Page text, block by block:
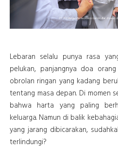
Lebaran selalu punya rasa
pelukan, panjangnya doa
obrolan ringan yang kadang
tentang masa depan. Di momen
bahwa harta yang paling
keluarga. Namun di balik
yang jarang dibicarakan,
terlindungi?